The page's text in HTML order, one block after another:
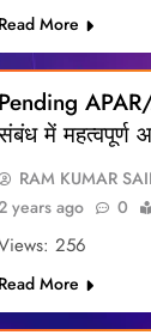
Read More
Pending
में महत्वपूर्ण
RAM KUMAR
years ago
0
256
Read More